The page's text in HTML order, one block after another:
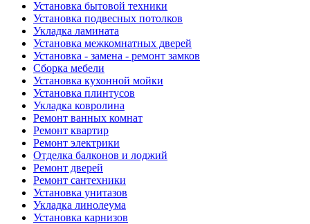
Установка бытовой техники
Установка подвесных потолков
Укладка ламината
Установка межкомнатных дверей
Установка - замена - ремонт замков
Сборка мебели
Установка кухонной мойки
Установка плинтусов
Укладка ковролина
Ремонт ванных комнат
Ремонт квартир
Ремонт электрики
Отделка балконов и лоджий
Ремонт дверей
Ремонт сантехники
Установка унитазов
Укладка линолеума
Установка карнизов